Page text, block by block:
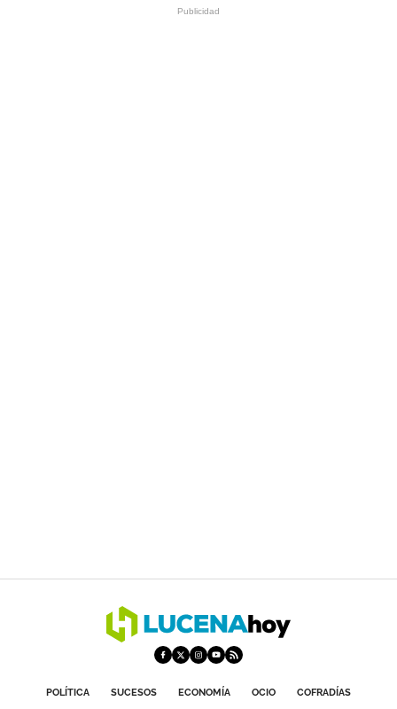
POLÍTICA SUCESOS ECONOMÍA OCIO
COFRADÍAS